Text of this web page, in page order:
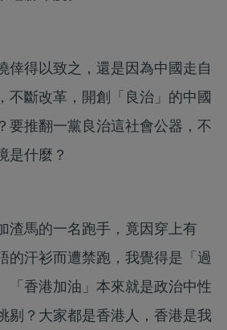
倖得以致之，還是因為中國走自
不斷改革，開創「良治」的中國
要推翻一黨良治這社會公器，不
是什麼？
渣馬的一名跑手，竟因穿上有
的汗衫而遭禁跑，我覺得是「過
「香港加油」本來就是政治中性
剔？大家都是香港人，香港是我